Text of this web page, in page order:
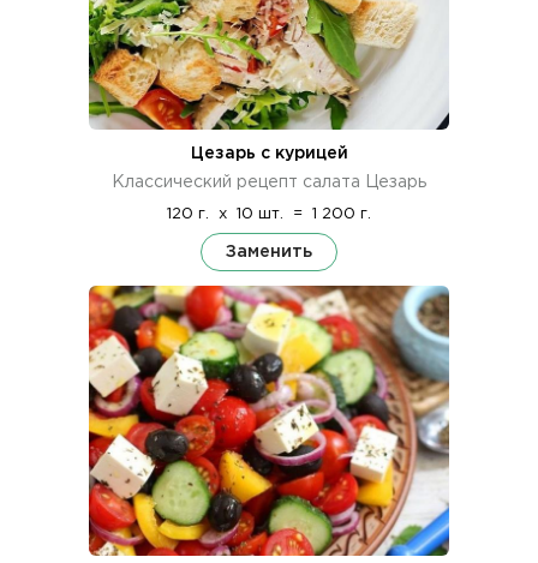
Цезарь с курицей
Классический рецепт салата Цезарь
120 г. x 10 шт. = 1 200 г.
Заменить